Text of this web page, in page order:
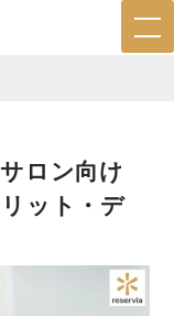
ロン向け
ット・デ